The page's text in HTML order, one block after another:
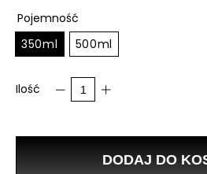
Pojemność
350ml
500ml
Ilość
DODAJ DO